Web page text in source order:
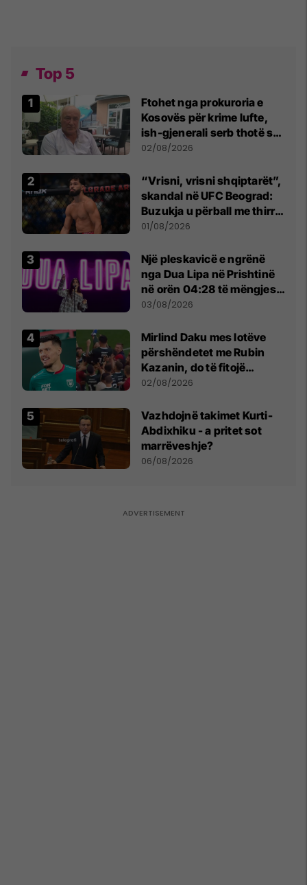
Top 5
Ftohet nga prokuroria e
Kosovës për krime lufte,
ish-gjenerali serb thotë se
dikush e tradhtoi në
02/08/2026
“Vrisni, vrisni shqiptarët”,
skandal në UFC Beograd:
Buzukja u përball me thirrje
anti-shqiptare nga
01/08/2026
Një pleskavicë e ngrënë
nga Dua Lipa në Prishtinë
në orën 04:28 të mëngjesit
- dhe bota digjitale serbe
03/08/2026
Mirlind Daku mes lotëve
përshëndetet me Rubin
Kazanin, do të fitojë
miliona te Spartak Moska
02/08/2026
Vazhdojnë takimet Kurti-
Abdixhiku - a pritet sot
marrëveshje?
06/08/2026